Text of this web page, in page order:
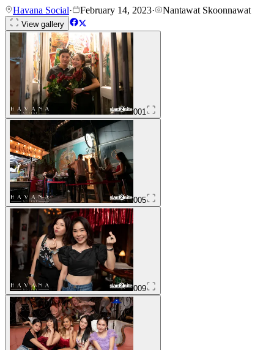
Havana Social· February 14, 2023· Nantawat Skoonnawat
View gallery
001
005
009